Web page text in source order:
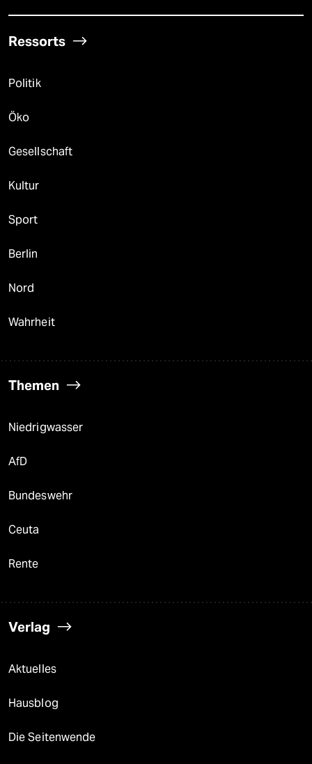
Ressorts
Politik
Öko
Gesellschaft
Kultur
Sport
Berlin
Nord
Wahrheit
Themen
Niedrigwasser
AfD
Bundeswehr
Ceuta
Rente
Verlag
Aktuelles
Hausblog
Die Seitenwende